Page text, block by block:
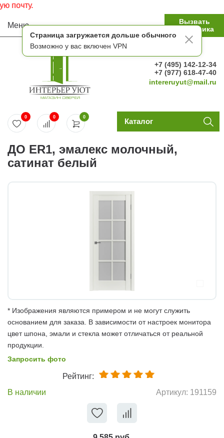
Страница загружается дольше обычного
Возможно у вас включен VPN
Меню
Вызвать
замерщика
+7 (495) 142-12-34
+7 (977) 618-47-40
intereruyut@mail.ru
0
0 0 Каталог
ДО ЕR1, эмалекс молочный,
сатинат белый
* Изображения являются примером и не могут служить
основанием для заказа. В зависимости от настроек монитора
цвет шпона, эмали и стекла может отличаться от реальной
продукции.
Запросить фото
Рейтинг:
В наличии
Артикул: 191159